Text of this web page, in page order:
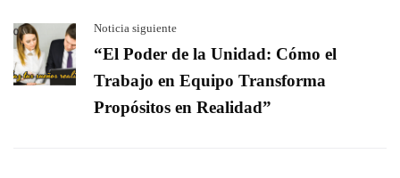
Noticia siguiente
“El Poder de la Unidad: Cómo el
Trabajo en Equipo Transforma
Propósitos en Realidad”